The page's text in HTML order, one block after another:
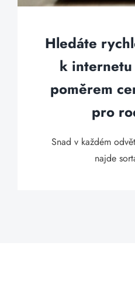
Hledáte
k
poměrem
pro
Snad v každém
najde